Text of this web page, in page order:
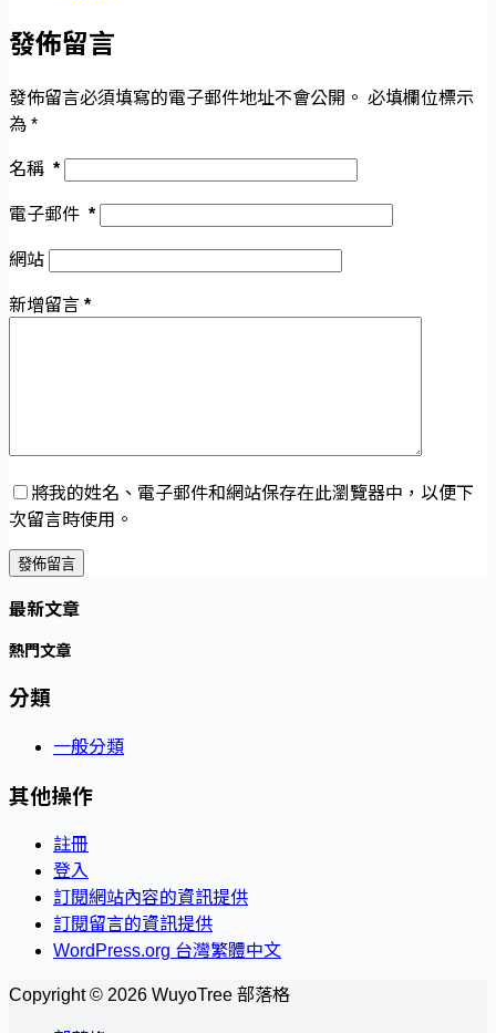
發佈留言
發佈留言必須填寫的電子郵件地址不會公開。 必填欄位標示
為 *
名稱 *
電子郵件 *
網站
新增留言 *
將我的姓名、電子郵件和網站保存在此瀏覽器中，以便下
次留言時使用。
發佈留言
最新文章
熱門文章
分類
一般分類
其他操作
註冊
登入
訂閱網站內容的資訊提供
訂閱留言的資訊提供
WordPress.org 台灣繁體中文
Copyright © 2026 WuyoTree 部落格